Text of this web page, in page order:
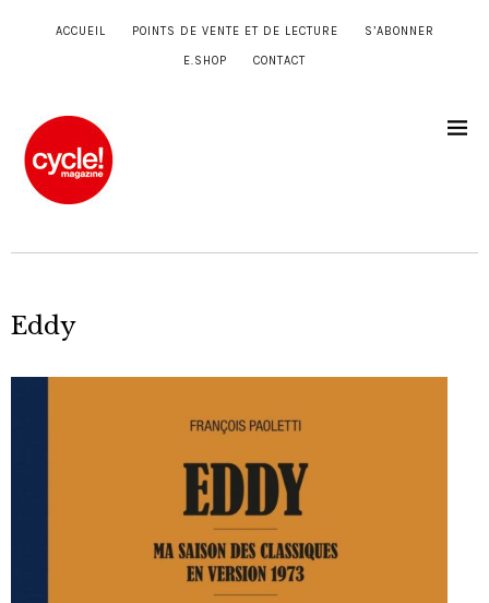
ACCUEIL POINTS DE VENTE ET DE LECTURE S’ABONNER
E.SHOP CONTACT
Eddy